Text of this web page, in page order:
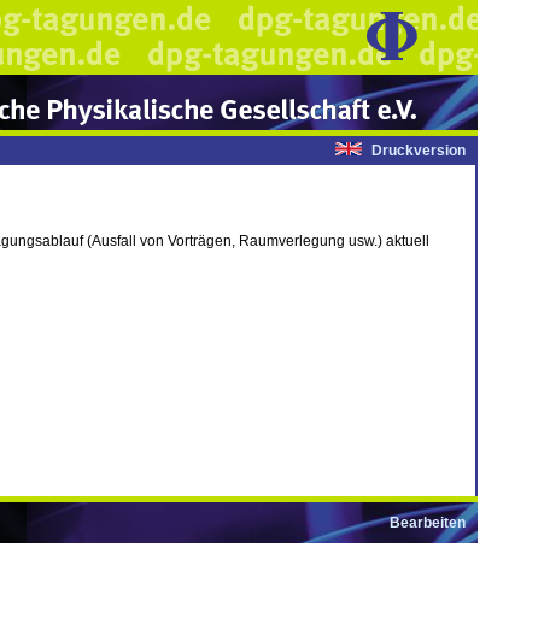
Druckversion
(Ausfall von Vorträgen, Raumverlegung usw.) aktuell
Bearbeiten